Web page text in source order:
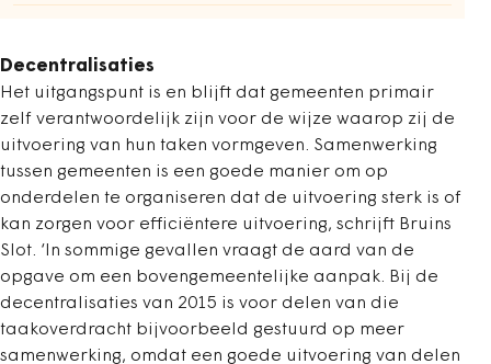
Decentralisaties
Het uitgangspunt is en blijft dat gemeenten primair
zelf verantwoordelijk zijn voor de wijze waarop zij de
uitvoering van hun taken vormgeven. Samenwerking
tussen gemeenten is een goede manier om op
onderdelen te organiseren dat de uitvoering sterk is of
kan zorgen voor efficiëntere uitvoering, schrijft Bruins
Slot. ‘In sommige gevallen vraagt de aard van de
opgave om een bovengemeentelijke aanpak. Bij de
decentralisaties van 2015 is voor delen van die
taakoverdracht bijvoorbeeld gestuurd op meer
samenwerking, omdat een goede uitvoering van delen